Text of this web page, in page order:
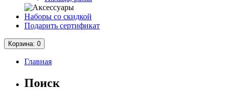
Наборы со скидкой
Подарить сертификат
Корзина: 0
Главная
Поиск